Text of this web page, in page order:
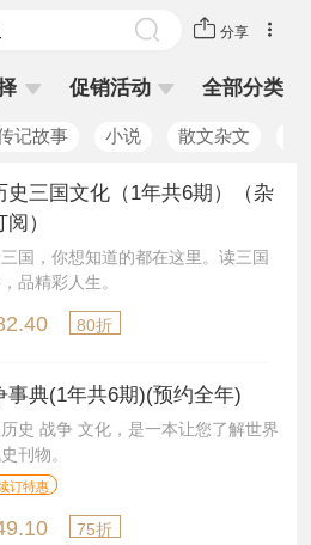
分享
促销活动 全部分类
记故事 小说 散文杂文
史三国文化（1年共6期）（杂
）
国，你想知道的都在这里。读三国
品精彩人生。
80折
事典(1年共6期)(预约全年)
史 战争 文化，是一本让您了解世界
刊物。
订特惠
75折